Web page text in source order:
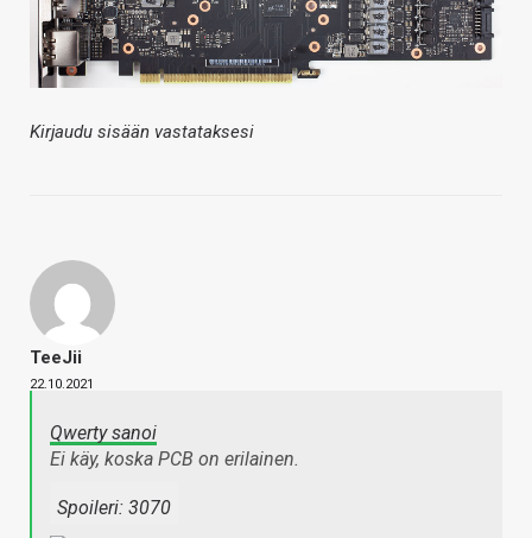
Kirjaudu sisään vastataksesi
TeeJii
22.10.2021
Qwerty sanoi
Ei käy, koska PCB on erilainen.
Spoileri: 3070